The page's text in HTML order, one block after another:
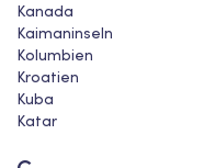
Kanada
Kaimaninseln
Kolumbien
Kroatien
Kuba
Katar